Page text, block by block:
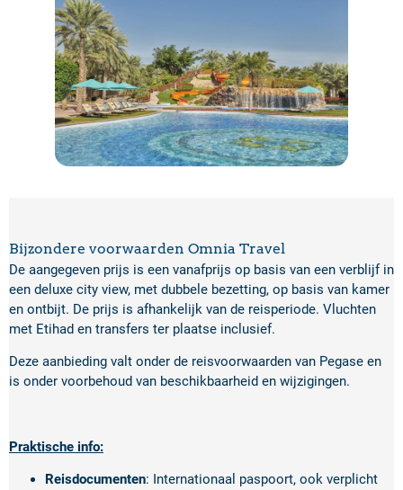
Bijzondere voorwaarden Omnia Travel
De aangegeven prijs is een vanafprijs op basis van een verblijf in
een deluxe city view, met dubbele bezetting, op basis van kamer
en ontbijt. De prijs is afhankelijk van de reisperiode. Vluchten
met Etihad en transfers ter plaatse inclusief.
Deze aanbieding valt onder de reisvoorwaarden van Pegase en
is onder voorbehoud van beschikbaarheid en wijzigingen.
Praktische info:
Reisdocumenten: Internationaal paspoort, ook verplicht